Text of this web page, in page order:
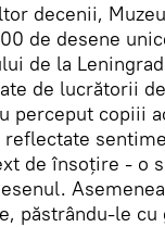
decenii,
de desene
de la
de lucrătorii
perceput copiii
de însoțire - o
păstrându-le